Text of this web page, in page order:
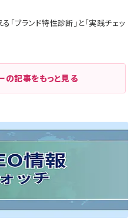
ブランド特性診断」と「実践チェッ
の記事をもっと見る